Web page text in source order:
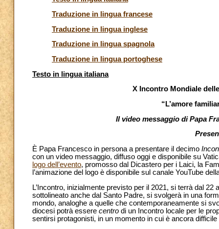
Traduzione in lingua francese
Traduzione in lingua inglese
Traduzione in lingua spagnola
Traduzione in lingua portoghese
Testo in lingua italiana
X Incontro Mondiale
“L’amore
Il video messaggio di Papa
È Papa Francesco in persona a presentare il decimo
con un video messaggio, diffuso oggi e disponibile su
logo dell’evento, promosso dal Dicastero per i Laici, la
l’animazione del logo è disponibile sul canale YouTube
L’Incontro, inizialmente previsto per il 2021, si terrà dal
sottolineato anche dal Santo Padre, si svolgerà in una
mondo, analoghe a quelle che contemporaneamente si
diocesi potrà essere centro di un Incontro locale per le
sentirsi protagonisti, in un momento in cui è ancora